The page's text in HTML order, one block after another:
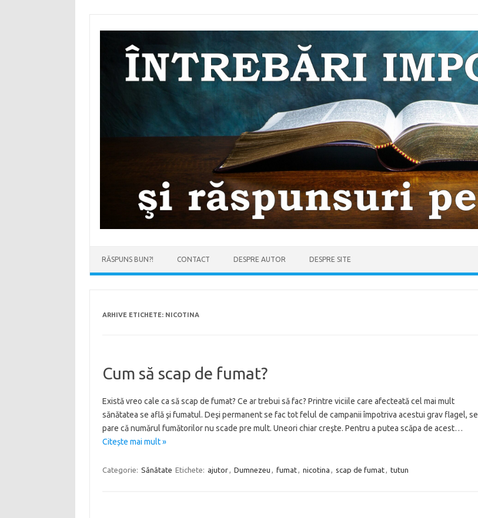
RĂSPUNS BUN?! CONTACT DESPRE AUTOR DESPRE SITE
ARHIVE ETICHETE: NICOTINA
Cum să scap de fumat?
Există vreo cale ca să scap de fumat? Ce ar trebui să fac? Printre viciile care afecteată cel mai mult
sănătatea se află şi fumatul. Deşi permanent se fac tot felul de campanii împotriva acestui grav flagel, se
pare că numărul fumătorilor nu scade pre mult. Uneori chiar creşte. Pentru a putea scăpa de acest…
Citește mai mult »
Categorie: Sănătate Etichete: ajutor, Dumnezeu , fumat, nicotina , scap de fumat, tutun